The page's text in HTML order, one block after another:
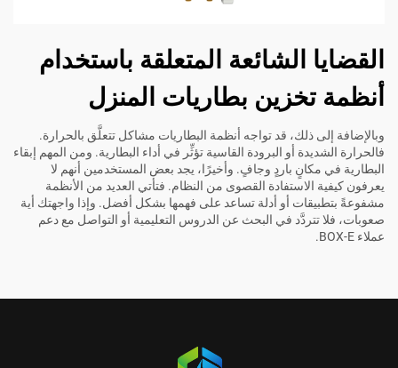
القضايا الشائعة المتعلقة باستخدام
أنظمة تخزين بطاريات المنزل
وبالإضافة إلى ذلك، قد تواجه أنظمة البطاريات مشاكل تتعلَّق بالحرارة.
فالحرارة الشديدة أو البرودة القاسية تؤثِّر في أداء البطارية. ومن المهم إبقاء
البطارية في مكانٍ باردٍ وجافٍ. وأخيرًا، يجد بعض المستخدمين أنهم لا
يعرفون كيفية الاستفادة القصوى من النظام. فتأتي العديد من الأنظمة
مشفوعةً بتطبيقات أو أدلة تساعد على فهمها بشكل أفضل. وإذا واجهتك أية
صعوبات، فلا تتردَّد في البحث عن الدروس التعليمية أو التواصل مع دعم
عملاء BOX-E.